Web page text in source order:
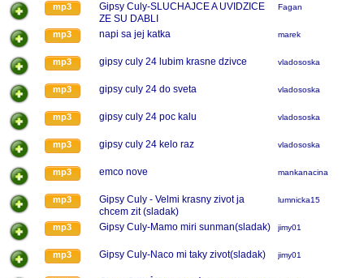
mp3
Gipsy Culy-SLUCHAJCE A UVIDZICE
ZE SU DABLI
Fagan
mp3 napi sa jej katka marek
mp3 gipsy culy 24 lubim krasne dzivce vladososka
mp3 gipsy culy 24 do sveta vladososka
mp3 gipsy culy 24 poc kalu vladososka
mp3 gipsy culy 24 kelo raz vladososka
mp3 emco nove mankanacina
mp3
Gipsy Culy - Velmi krasny zivot ja
chcem zit (sladak)
lumnicka15
mp3 Gipsy Culy-Mamo miri sunman(sladak) jimy01
mp3 Gipsy Culy-Naco mi taky zivot(sladak) jimy01